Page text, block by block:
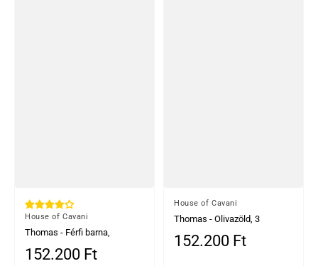
Által
House of Cavani
Thomas - Férfi barna,
háromrészes gyapjúkeverék
tweed öltöny
Normál ár
152.200 Ft
Által
House of Cavani
Thomas - Olivazöld, 3
darabos gyapjúkeverék
tweed öltöny
Normál ár
152.200 Ft